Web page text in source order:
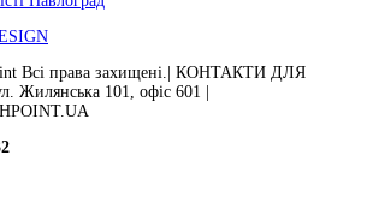
Всі права захищені.| КОНТАКТИ ДЛЯ
Жилянська 101, офіс 601 |